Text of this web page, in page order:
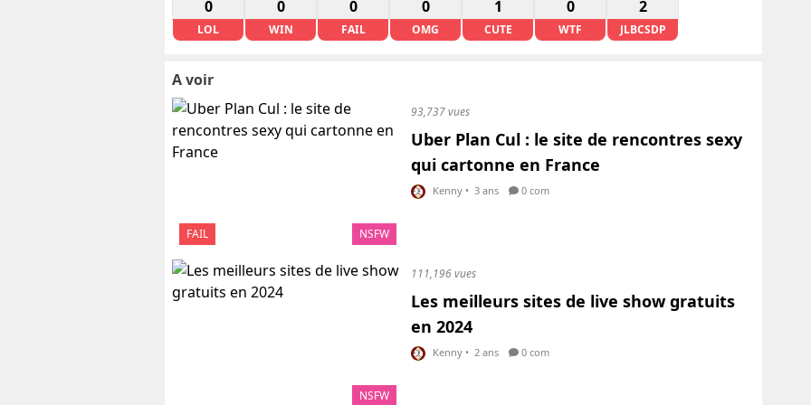
0
LOL
0
WIN
0
FAIL
0
OMG
1
CUTE
0
WTF
2
JLBCSDP
A voir
FAIL NSFW
93,737 vues
Uber Plan Cul : le site de rencontres sexy
qui cartonne en France
Kenny • 3 ans 0 com
NSFW
111,196 vues
Les meilleurs sites de live show gratuits
en 2024
Kenny • 2 ans 0 com